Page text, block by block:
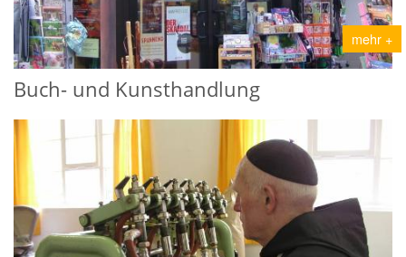
mehr +
Buch- und Kunsthandlung